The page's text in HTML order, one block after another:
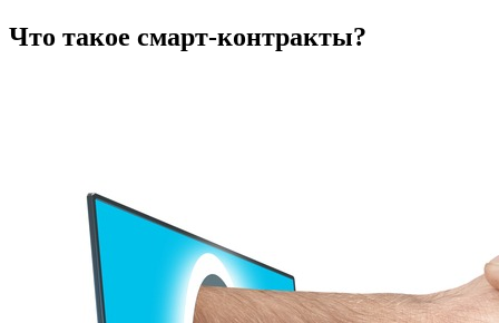
Что такое смарт-контракты?